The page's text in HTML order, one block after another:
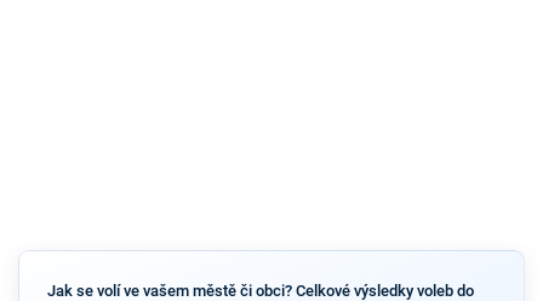
Jak se volí ve vašem městě či obci? Celkové výsledky voleb do